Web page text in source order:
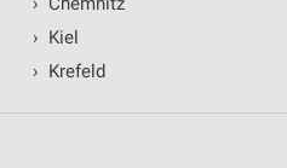
› Kiel
› Krefeld